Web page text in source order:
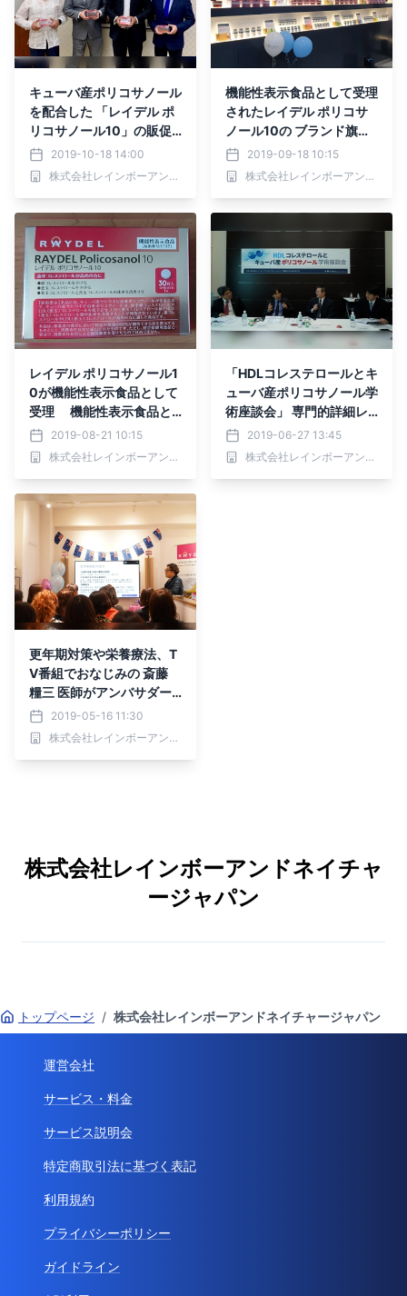
キューバ産ポリコサノール
を配合した 「レイデル ポ
リコサノール10」の販促
チームが キューバ大使館
を表敬訪問
2019-10-18 14:00
株式会社レインボーアンドネイチャージャパン
機能性表示食品として受理
されたレイデル ポリコサ
ノール10の ブランド旗艦
店がオーストラリア シド
ニーにオープン
2019-09-18 10:15
株式会社レインボーアンドネイチャージャパン
レイデル ポリコサノール1
0が機能性表示食品として
受理 機能性表示食品と
して9月中旬から販売開始
2019-08-21 10:15
株式会社レインボーアンドネイチャージャパン
「HDLコレステロールとキ
ューバ産ポリコサノール学
術座談会」 専門的詳細レ
ポートを発表
2019-06-27 13:45
株式会社レインボーアンドネイチャージャパン
更年期対策や栄養療法、T
V番組でおなじみの 斎藤
糧三 医師がアンバサダー
に就任！ ～「更年期の悩
みを解消する、ドクター斎
藤相談会」開催レポート～
2019-05-16 11:30
株式会社レインボーアンドネイチャージャパン
株式会社レインボーアンドネイチャ
ージャパン
トップページ / 株式会社レインボーアンドネイチャージャパン
運営会社
サービス・料金
サービス説明会
特定商取引法に基づく表記
利用規約
プライバシーポリシー
ガイドライン